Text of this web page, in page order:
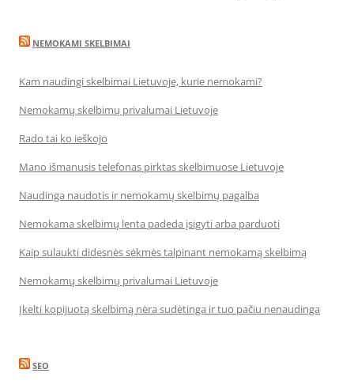
NEMOKAMI SKELBIMAI
Kam naudingi skelbimai Lietuvoje, kurie nemokami?
Nemokamų skelbimų privalumai Lietuvoje
Rado tai ko ieškojo
Mano išmanusis telefonas pirktas skelbimuose Lietuvoje
Naudinga naudotis ir nemokamų skelbimų pagalba
Nemokama skelbimų lenta padeda įsigyti arba parduoti
Kaip sulaukti didesnės sėkmės talpinant nemokamą skelbimą
Nemokamų skelbimų privalumai Lietuvoje
Įkelti kopijuotą skelbimą nėra sudėtinga ir tuo pačiu nenaudinga
SEO